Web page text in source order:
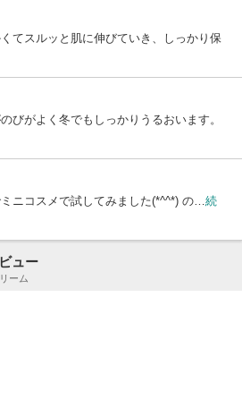
てスルッと肌に伸びていき、しっかり保
びがよく冬でもしっかりうるおいます。
ニコスメで試してみました(*^^*) の… 続
ュー
ーム